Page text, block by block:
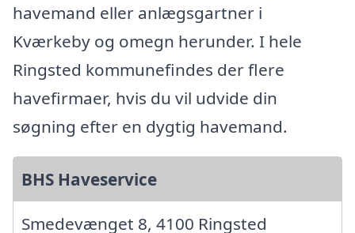
havemand eller anlægsgartner i
Kværkeby og omegn herunder. I hele
Ringsted kommunefindes der flere
havefirmaer, hvis du vil udvide din
søgning efter en dygtig havemand.
BHS Haveservice
Smedevænget 8, 4100 Ringsted